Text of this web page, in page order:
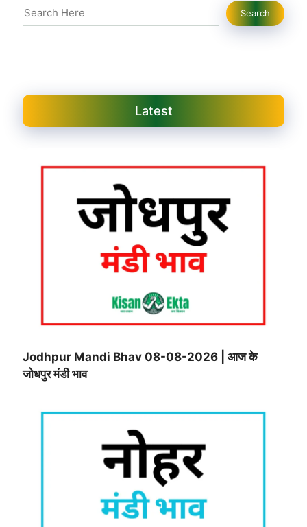
Search Search
Latest
Jodhpur Mandi Bhav 08-08-2026 | आज के
जोधपुर मंडी भाव